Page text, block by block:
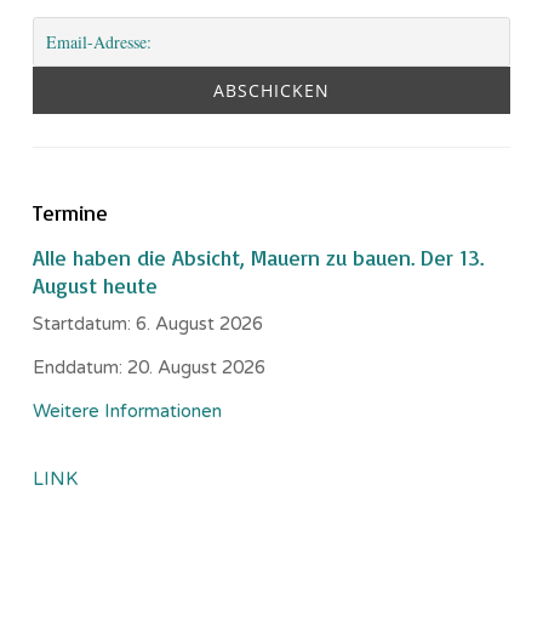
Termine
Alle haben die Absicht, Mauern zu bauen. Der 13.
August heute
Startdatum: 6. August 2026
Enddatum: 20. August 2026
Weitere Informationen
LINK